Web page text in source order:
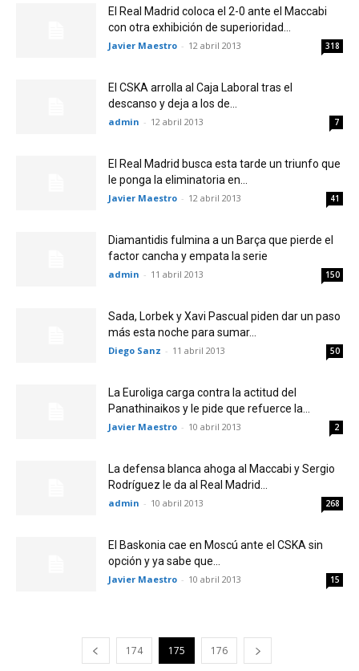
El Real Madrid coloca el 2-0 ante el Maccabi
con otra exhibición de superioridad...
Javier Maestro - 12 abril 2013 318
El CSKA arrolla al Caja Laboral tras el
descanso y deja a los de...
admin - 12 abril 2013 7
El Real Madrid busca esta tarde un triunfo que
le ponga la eliminatoria en...
Javier Maestro - 12 abril 2013 41
Diamantidis fulmina a un Barça que pierde el
factor cancha y empata la serie
admin - 11 abril 2013 150
Sada, Lorbek y Xavi Pascual piden dar un paso
más esta noche para sumar...
Diego Sanz - 11 abril 2013 50
La Euroliga carga contra la actitud del
Panathinaikos y le pide que refuerce la...
Javier Maestro - 10 abril 2013 2
La defensa blanca ahoga al Maccabi y Sergio
Rodríguez le da al Real Madrid...
admin - 10 abril 2013 268
El Baskonia cae en Moscú ante el CSKA sin
opción y ya sabe que...
Javier Maestro - 10 abril 2013 15
174 175 176